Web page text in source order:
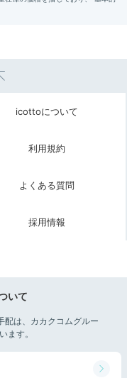
icottoについて
利用規約
よくある質問
採用情報
いて
は、カカクコムグルー
ます。